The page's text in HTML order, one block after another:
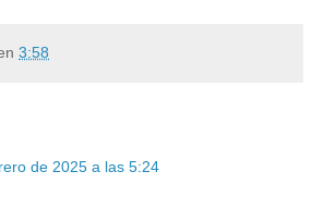
3:58
de 2025 a las 5:24